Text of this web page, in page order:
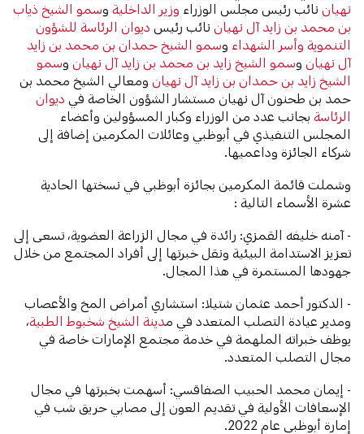
نهيان نائب رئيس مجلس الوزراء وزير الداخلية وسمو الشيخ ذياب
بن محمد بن زايد آل نهيان نائب رئيس ديوان الرئاسة للشؤون
التنموية وأسر الشهداء وسمو الشيخ حمدان بن محمد بن زايد
آل نهيان وسمو الشيخ زايد بن محمد بن زايد آل نهيان وسمو
الشيخ زايد بن حمدان بن زايد آل نهيان ومعالي الشيخ محمد بن
حمد بن طحنون آل نهيان مستشار الشؤون الخاصة في ديوان
الرئاسة بجانب عدد من الوزراء وكبار المسؤولين وأعضاء
المجلس التنفيذي في أبوظبي وعائلات المكرمين إضافة إلى
شركاء الجائزة وداعميها.
وشملت قائمة المكرمين بجائزة أبوظبي في نسختها الحادية
عشرة الأسماء التالية :
- آمنه خليفه القمزي: رائدة في مجال الزراعة العضوية، تسعى إلى
تعزيز الاستدامة البيئية ونقل خبرتها إلى أفراد المجتمع من خلال
جهودها المستمرة في هذا المجال.
- الدكتور أحمد عثمان شتيلا: استشاري أمراض المخ والأعصاب
ومدير عيادة التصلب المتعدد في مدينة الشيخ شخبوط الطبية،
يوظف خبراته الملهمة في خدمة مجتمع الإمارات خاصة في
مجال التصلب المتعدد.
- إيمان محمد الحبيب الصفاقسي: أسهمت بخبرتها في مجال
الإسعافات الأولية في تقديم العون إلى مصابي حريق شب في
إمارة أبوظبي عام 2022.